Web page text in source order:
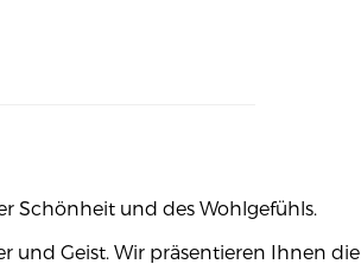
Schönheit und des Wohlgefühls.
und Geist. Wir präsentieren Ihnen die